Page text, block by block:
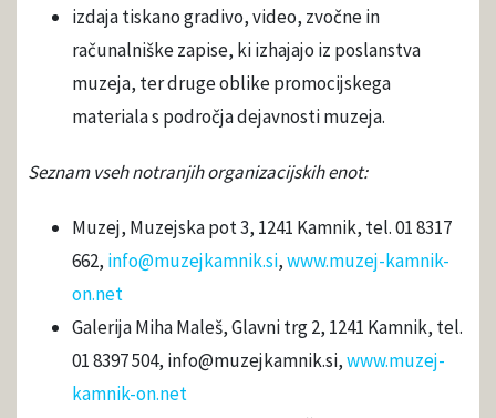
izdaja tiskano gradivo, video, zvočne in
računalniške zapise, ki izhajajo iz poslanstva
muzeja, ter druge oblike promocijskega
materiala s področja dejavnosti muzeja.
Seznam vseh notranjih organizacijskih enot:
Muzej, Muzejska pot 3, 1241 Kamnik, tel. 01 8317
662, info@muzejkamnik.si,www.muzej-kamnik-
on.net
Galerija Miha Maleš, Glavni trg 2, 1241 Kamnik, tel.
01 8397 504, info@muzejkamnik.si,www.muzej-
kamnik-on.net